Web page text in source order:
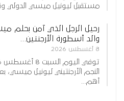
مستقبل ليونيل ميسي الدولي
رحيل الرجل الذي آمن بحلم
والد أسطورة الأرجنتين…
8 أغسطس 2026
النجم الأرجنتيني ليونيل ميسي،
أهم…